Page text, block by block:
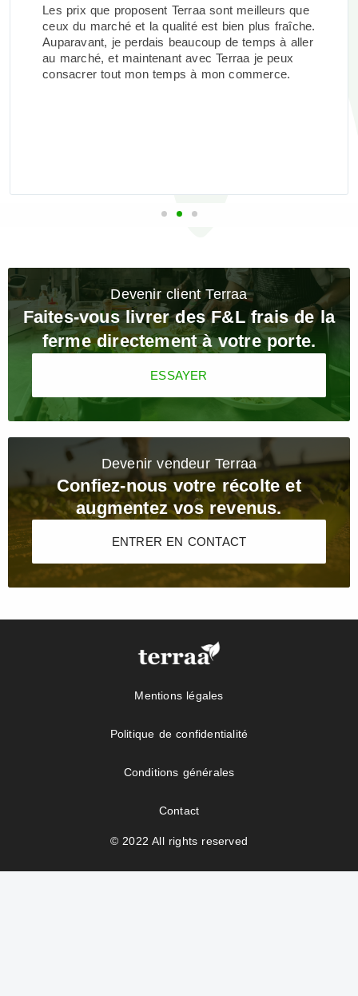
Les prix que proposent Terraa sont meilleurs que
ceux du marché et la qualité est bien plus fraîche.
Auparavant, je perdais beaucoup de temps à aller
au marché, et maintenant avec Terraa je peux
consacrer tout mon temps à mon commerce.
Devenir client Terraa
Faites-vous livrer des F&L frais de la
ferme directement à votre porte.
ESSAYER
Devenir vendeur Terraa
Confiez-nous votre récolte et
augmentez vos revenus.
ENTRER EN CONTACT
Mentions légales
Politique de confidentialité
Conditions générales
Contact
© 2022 All rights reserved